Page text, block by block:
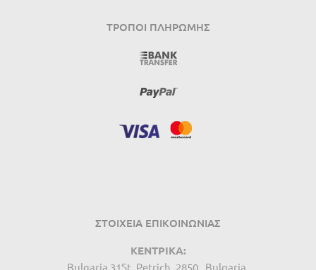
ΤΡΌΠΟΙ ΠΛΗΡΩΜΉΣ
ΣΤΟΙΧΕΙΑ ΕΠΙΚΟΙΝΩΝΙΑΣ
ΚΕΝΤΡΙΚΑ:
Bulgaria 31St, Petrich, 2850 , Bulgaria.